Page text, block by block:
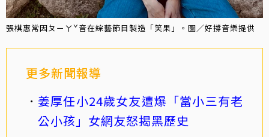
張棋惠常因ㄆㄧㄚˇ音在綜藝節目製造「笑果」。圖／好撐音樂提供
更多新聞報導
姜厚任小24歲女友遭爆「當小三有老
公小孩」女網友怒揭黑歷史